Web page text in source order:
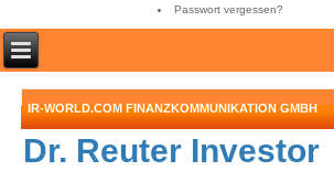
Passwort vergessen?
IR-WORLD.COM FINANZKOMMUNIKATION GMBH
Dr. Reuter Investor